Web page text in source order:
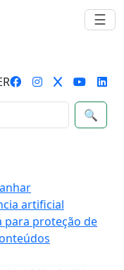
☰
🔍
artificial
para proteção de